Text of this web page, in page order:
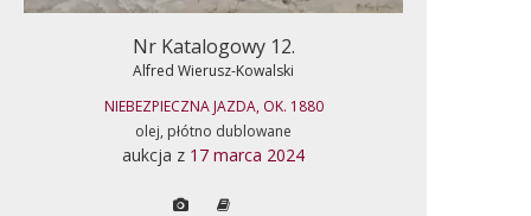
Nr Katalogowy 12.
Alfred Wierusz-Kowalski
NIEBEZPIECZNA JAZDA, OK. 1880
olej, płótno dublowane
aukcja z 17 marca 2024